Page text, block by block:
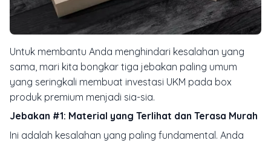
Untuk membantu Anda menghindari kesalahan yang
sama, mari kita bongkar tiga jebakan paling umum
yang seringkali membuat investasi UKM pada box
produk premium menjadi sia-sia.
Jebakan #1: Material yang Terlihat dan Terasa Murah
Ini adalah kesalahan yang paling fundamental. Anda